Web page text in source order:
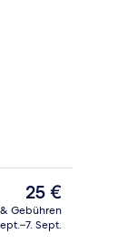
Der
aktuelle
Preis
25 €
Gebühren
Sept.